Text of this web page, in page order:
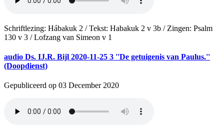
Schriftlezing: Hábakuk 2 / Tekst: Habakuk 2 v 3b / Zingen: Psalm
130 v 3 / Lofzang van Simeon v 1
audio Ds. IJ.R. Bijl 2020-11-25 3 ''De getuigenis van Paulus.''
(Doopdienst)
Gepubliceerd op 03 December 2020